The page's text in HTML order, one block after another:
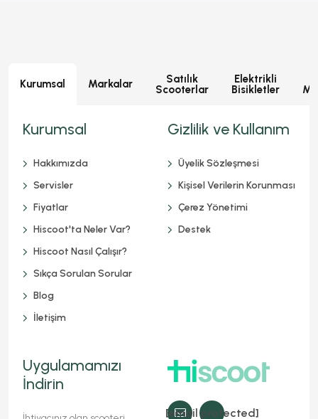
Kurumsal Markalar
Satılık
Scooterlar
Elektrikli
Bisikletler
[email protected]
Kurumsal
Hakkımızda
Servisler
Fiyatlar
Hiscoot'ta Neler Var?
Hiscoot Nasıl Çalışır?
Sıkça Sorulan Sorular
Blog
İletişim
Gizlilik ve Kullanım
Üyelik Sözleşmesi
Kişisel Verilerin Korunması
Çerez Yönetimi
Destek
Uygulamamızı
İndirin